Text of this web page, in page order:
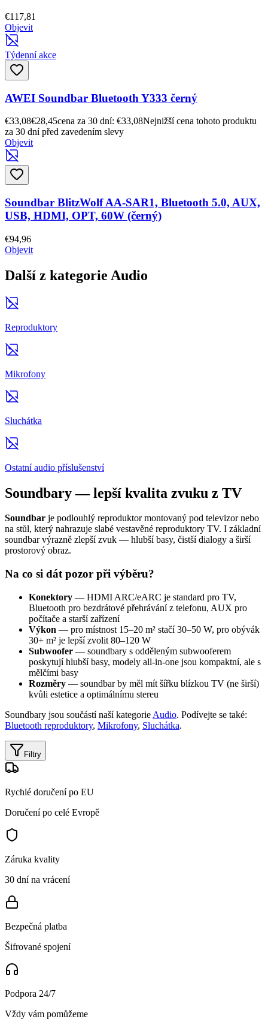
€117,81
Objevit
Týdenní akce
AWEI Soundbar Bluetooth Y333 černý
€33,08€28,45cena za 30 dní: €33,08Nejnižší cena tohoto produktu
za 30 dní před zavedením slevy
Objevit
Soundbar BlitzWolf AA-SAR1, Bluetooth 5.0, AUX,
USB, HDMI, OPT, 60W (černý)
€94,96
Objevit
Další z kategorie Audio
Reproduktory
Mikrofony
Sluchátka
Ostatní audio příslušenství
Soundbary — lepší kvalita zvuku z TV
Soundbar je podlouhlý reproduktor montovaný pod televizor nebo
na stůl, který nahrazuje slabé vestavěné reproduktory TV. I základní
soundbar výrazně zlepší zvuk — hlubší basy, čistší dialogy a širší
prostorový obraz.
Na co si dát pozor při výběru?
Konektory — HDMI ARC/eARC je standard pro TV,
Bluetooth pro bezdrátové přehrávání z telefonu, AUX pro
počítače a starší zařízení
Výkon — pro místnost 15–20 m² stačí 30–50 W, pro obývák
30+ m² je lepší zvolit 80–120 W
Subwoofer — soundbary s odděleným subwooferem
poskytují hlubší basy, modely all-in-one jsou kompaktní, ale s
mělčími basy
Rozměry — soundbar by měl mít šířku blízkou TV (ne širší)
kvůli estetice a optimálnímu stereu
Soundbary jsou součástí naší kategorie Audio. Podívejte se také:
Bluetooth reproduktory, Mikrofony, Sluchátka.
Filtry
Rychlé doručení po EU
Doručení po celé Evropě
Záruka kvality
30 dní na vrácení
Bezpečná platba
Šifrované spojení
Podpora 24/7
Vždy vám pomůžeme